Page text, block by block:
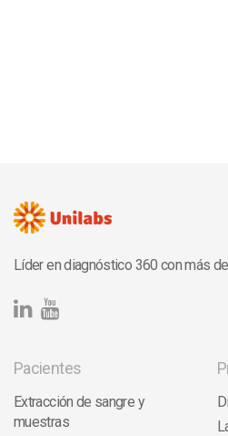
Líder en diagnóstico 360 con más
Pacientes
Extracción de sangre y
muestras